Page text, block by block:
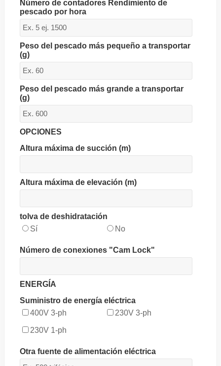
Número de contadores Rendimiento de
pescado por hora
Peso del pescado más pequeño a transportar
(g)
Peso del pescado más grande a transportar
(g)
OPCIONES
Altura máxima de succión (m)
Altura máxima de elevación (m)
tolva de deshidratación
Sí
No
Número de conexiones "Cam Lock"
ENERGÍA
Suministro de energía eléctrica
400V 3-ph
230V 3-ph
230V 1-ph
Otra fuente de alimentación eléctrica